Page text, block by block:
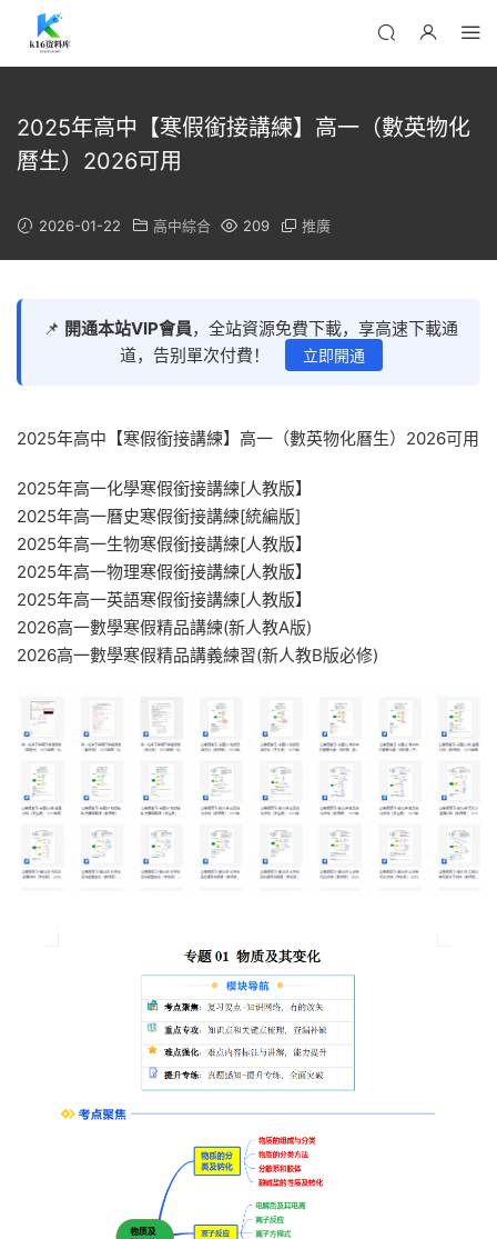
2025年高中【寒假銜接講練】高一（數英物化
曆生）2026可用
2026-01-22 高中綜合 209 推廣
📌 開通本站VIP會員，全站資源免費下載，享高速下載通
道，告别單次付費！
立即開通
2025年高中【寒假銜接講練】高一（數英物化曆生）2026可用
2025年高一化學寒假銜接講練[人教版】
2025年高一曆史寒假銜接講練[統編版]
2025年高一生物寒假銜接講練[人教版】
2025年高一物理寒假銜接講練[人教版】
2025年高一英語寒假銜接講練[人教版】
2026高一數學寒假精品講練(新人教A版)
2026高一數學寒假精品講義練習(新人教B版必修)